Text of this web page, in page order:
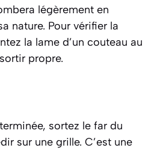
légèrement en
nature. Pour vérifier la
la lame d’un couteau au
propre.
sortez le far du
sur une grille. C’est une